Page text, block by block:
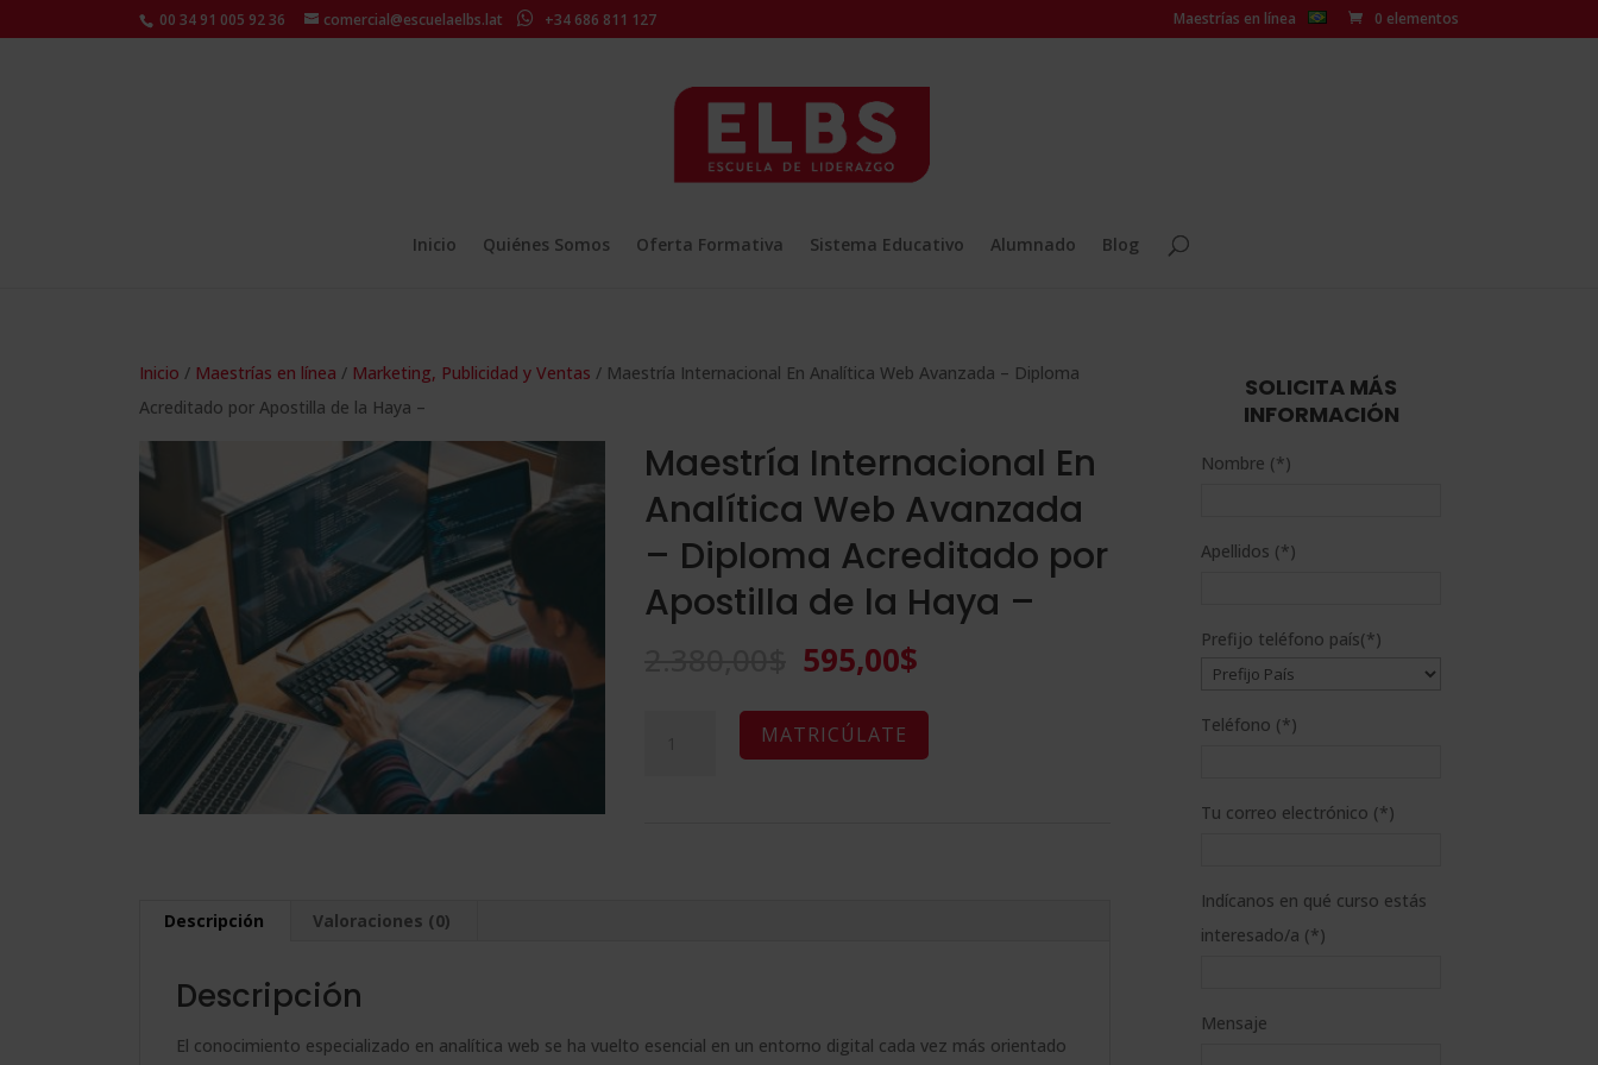
00 34 91 005 92 36 comercial@escuelaelbs.lat +34 686 811 127 Maestrías en línea 0 elementos
Inicio Quiénes Somos Oferta Formativa Sistema Educativo Alumnado Blog
Inicio / Maestrías en línea / Marketing, Publicidad y Ventas / Maestría Internacional En Analítica Web Avanzada – Diploma
Acreditado por Apostilla de la Haya –
Maestría Internacional En
Analítica Web Avanzada
– Diploma Acreditado por
Apostilla de la Haya –
El
original
era:
595,00$El
actual
es:
Internacional
por
MATRICÚLATE
v
Descripción Valoraciones (0)
Descripción
El conocimiento especializado en analítica web se ha vuelto esencial en un entorno digital cada vez más orientado
SOLICITA MÁS
INFORMACIÓN
Nombre (*)
Apellidos (*)
Prefijo teléfono país(*)
Teléfono (*)
Tu correo electrónico (*)
Indícanos en qué curso estás
interesado/a (*)
Mensaje